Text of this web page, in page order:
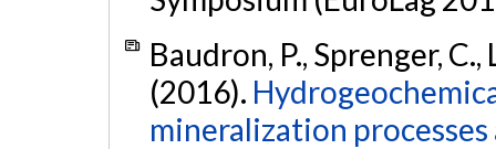
Baudron, P., Sprenger,
(2016).
mineralization